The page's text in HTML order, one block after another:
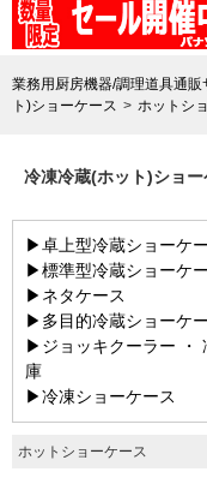
業務用厨房機器/調理道具通販
ト)ショーケース
ホットシ
冷凍冷蔵(ホット)ショー
▶卓上型冷蔵ショーケ
▶標準型冷蔵ショーケ
▶ネタケース
▶多目的冷蔵ショーケ
▶ジョッキクーラー ・
庫
▶冷凍ショーケース
ホットショーケース